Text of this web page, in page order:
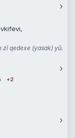
›
zî qedexe (yasak) yû.
›
+2
›